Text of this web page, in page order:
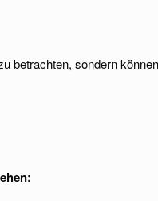
betrachten, sondern können